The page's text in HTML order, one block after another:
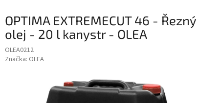
OPTIMA EXTREMECUT 46 - Řezný
olej - 20 l kanystr - OLEA
OLEA0212
Značka: OLEA